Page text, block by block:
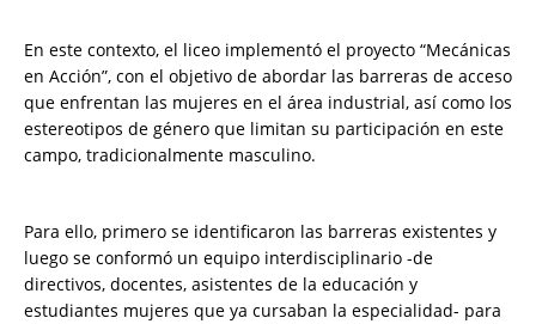
En este contexto, el liceo implementó el proyecto “Mecánicas
en Acción”, con el objetivo de abordar las barreras de acceso
que enfrentan las mujeres en el área industrial, así como los
estereotipos de género que limitan su participación en este
campo, tradicionalmente masculino.
Para ello, primero se identificaron las barreras existentes y
luego se conformó un equipo interdisciplinario -de
directivos, docentes, asistentes de la educación y
estudiantes mujeres que ya cursaban la especialidad- para